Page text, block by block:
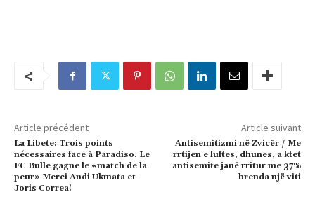
Article précédent
La Libete: Trois points
nécessaires face à Paradiso. Le
FC Bulle gagne le «match de la
peur» Merci Andi Ukmata et
Joris Correa!
Article suivant
Antisemitizmi në Zvicër / Me
rrtijen e luftes, dhunes, a ktet
antisemite janë rritur me 37%
brenda një viti